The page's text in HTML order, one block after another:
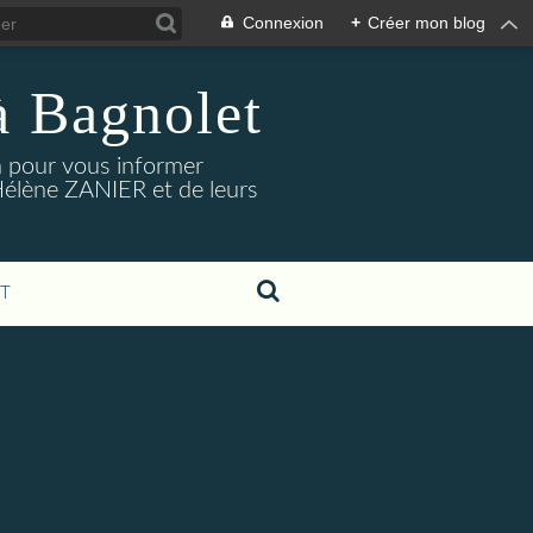
Connexion + Créer mon blog
Bagnolet
pour vous informer
ZANIER et de leurs